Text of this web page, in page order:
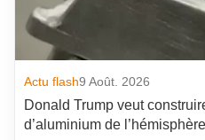
Actu flash9 Août. 2026
Donald Trump veut
d’aluminium de